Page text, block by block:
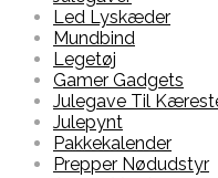
Led Lyskæder
Mundbind
Legetøj
Gamer Gadgets
Julegave Til
Julepynt
Pakkekalender
Prepper Nødudstyr